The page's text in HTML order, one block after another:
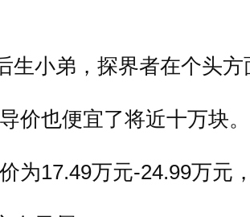
生小弟，探界者在个头方
价也便宜了将近十万块。
为17.49万元-24.99万元